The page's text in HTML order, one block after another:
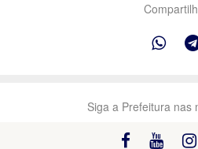
Siga a Prefeitura nas